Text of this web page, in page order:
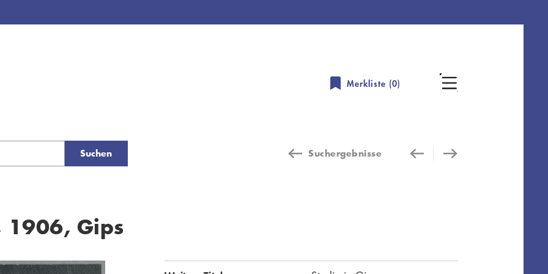
Merkliste (0)
Suchen Suchergebnisse
1906, Gips